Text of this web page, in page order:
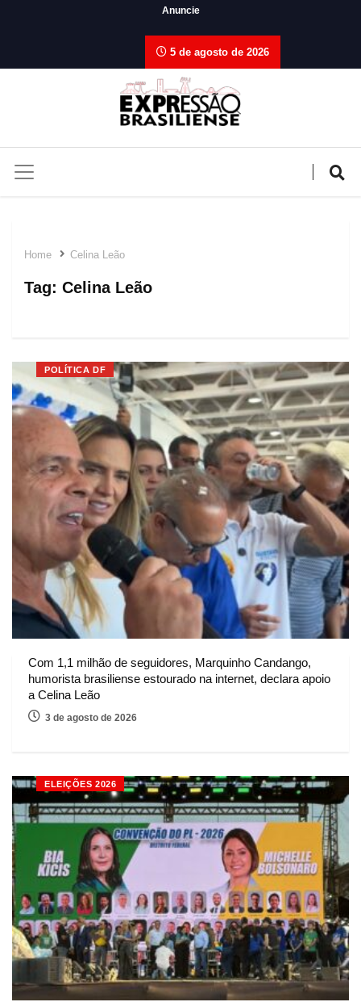
Anuncie
5 de agosto de 2026
Home Celina Leão
Tag: Celina Leão
POLÍTICA DF
Com 1,1 milhão de seguidores, Marquinho Candango,
humorista brasiliense estourado na internet, declara apoio
a Celina Leão
3 de agosto de 2026
ELEIÇÕES 2026